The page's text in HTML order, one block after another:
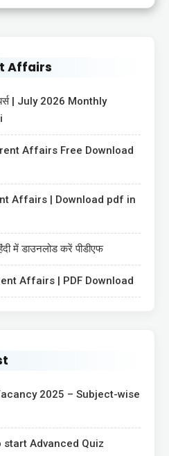
Affairs
| July 2026 Monthly
Affairs Free Download
Affairs | Download pdf in
में डाउनलोड करें पीडीएफ
Affairs | PDF Download
2025 – Subject-wise
start Advanced Quiz